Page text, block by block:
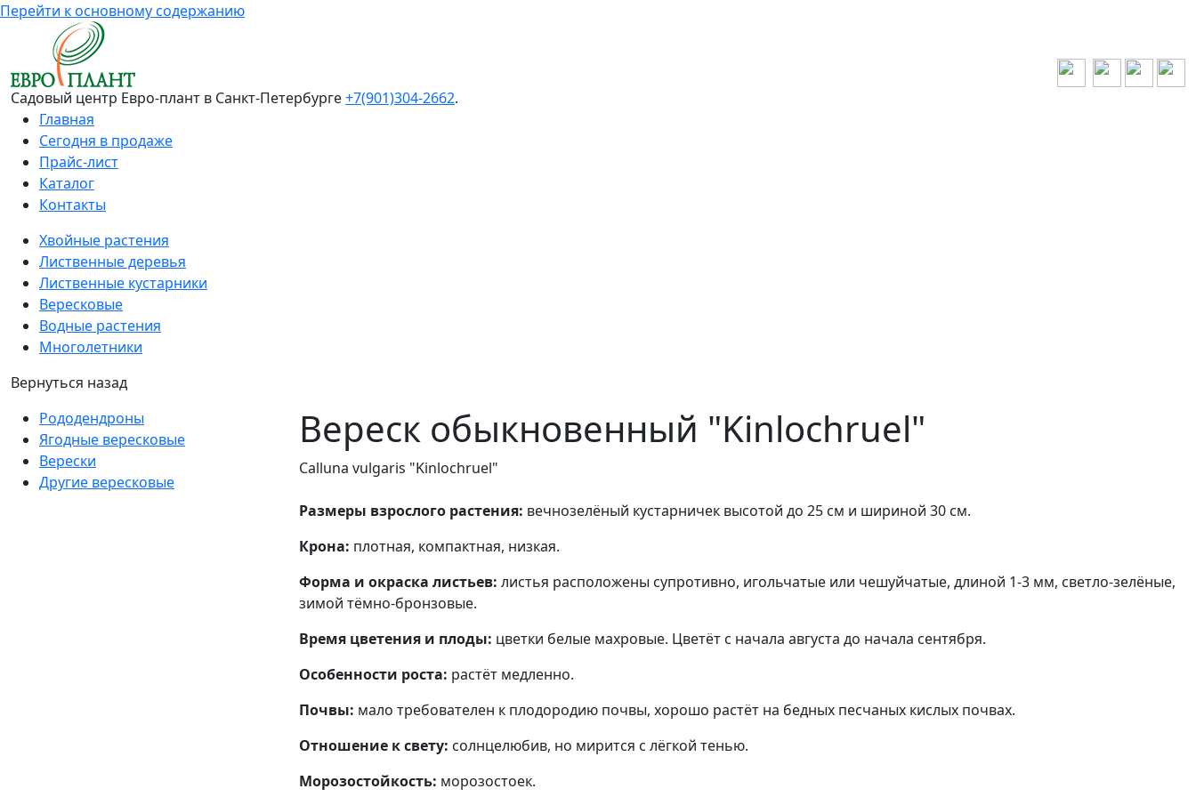
Перейти к основному содержанию
Садовый центр Евро-плант в Санкт-Петербурге+7(901)304-2662.
Главная
Сегодня в продаже
Прайс-лист
Каталог
Контакты
Хвойные растения
Лиственные деревья
Лиственные кустарники
Вересковые
Водные растения
Многолетники
Вернуться назад
Рододендроны
Ягодные вересковые
Верески
Другие вересковые
Вереск обыкновенный "Kinlochruel"
Calluna vulgaris "Kinlochruel"
Размеры взрослого растения: вечнозелёный кустарничек высотой до 25 см и шириной 30 см.
Крона: плотная, компактная, низкая.
Форма и окраска листьев: листья расположены супротивно, игольчатые или чешуйчатые, длиной 1-3 мм, светло-зелёные,
зимой тёмно-бронзовые.
Время цветения и плоды: цветки белые махровые. Цветёт с начала августа до начала сентября.
Особенности роста: растёт медленно.
Почвы: мало требователен к плодородию почвы, хорошо растёт на бедных песчаных кислых почвах.
Отношение к свету: солнцелюбив, но мирится с лёгкой тенью.
Морозостойкость: морозостоек.